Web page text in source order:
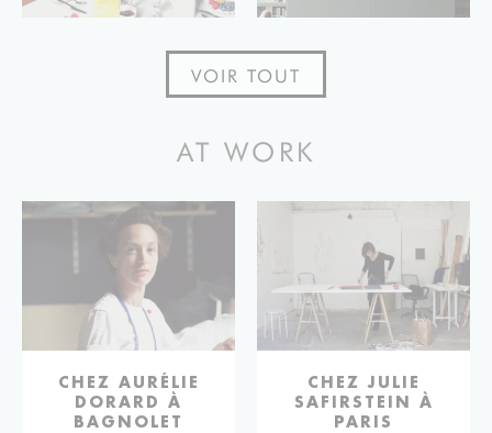
VOIR TOUT
AT WORK
AT WORK
CHEZ AURÉLIE
DORARD À
BAGNOLET
AT WORK
CHEZ JULIE
SAFIRSTEIN À
PARIS